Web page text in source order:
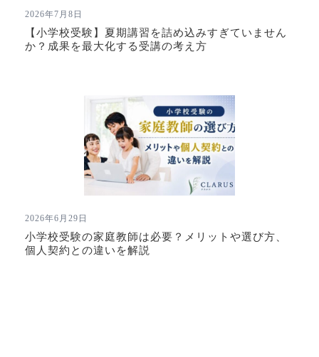
2026年7月8日
【小学校受験】夏期講習を詰め込みすぎていません
か？成果を最大化する受講の考え方
2026年6月29日
小学校受験の家庭教師は必要？メリットや選び方、
個人契約との違いを解説